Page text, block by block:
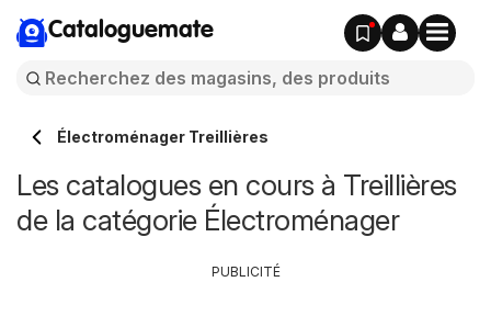
Cataloguemate
Électroménager Treillières
Les catalogues en cours à Treillières
de la catégorie Électroménager
PUBLICITÉ